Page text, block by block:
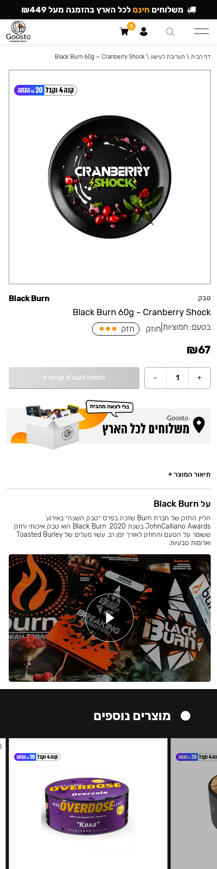
טבק
Black Burn 60g – Cranberry Shock
Black Burn
בטעם: חמוציות חוזק חזק
₪67
+
1
- הוספה לעגלת קניות +
דף הבית \ תערובת לעישון \
Black Burn 60g — Cranberry Shock
תיאור המוצר +
על Black Burn
הליין החזק של חברת Burn שזכה בפרס ״טבק השנה״ באירוע
JohnCalliano Awards בשנת 2020. Black Burn הוא טבק איכותי וחזק
ששומר על הטעם והחוזק לאורך זמן רב. עשוי מעלים של Toasted Burley
וארומות טבעיות.
מוצרים נוספים
משלוחים חינם לכל הארץ בהזמנה מעל ₪449
1